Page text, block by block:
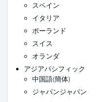
スペイン
イタリア
ポーランド
スイス
オランダ
アジアパシフィック
中国語(簡体)
ジャパンジャパン